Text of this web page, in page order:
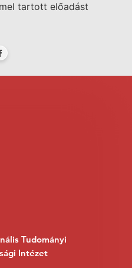
tartott előadást
Tudományi
Intézet